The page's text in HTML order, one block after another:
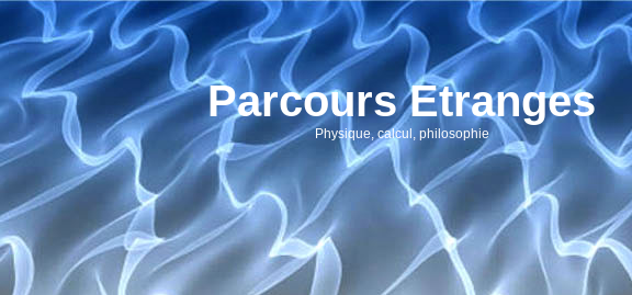
Parcours Etranges
Physique, calcul, philosophie